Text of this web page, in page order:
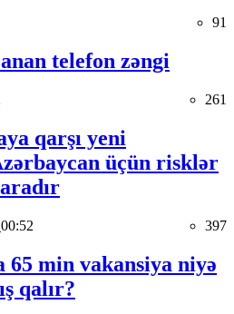
91
telefon zəngi
261
qarşı yeni
üçün risklər
00:52 397
65 min vakansiya niyə
qalır?